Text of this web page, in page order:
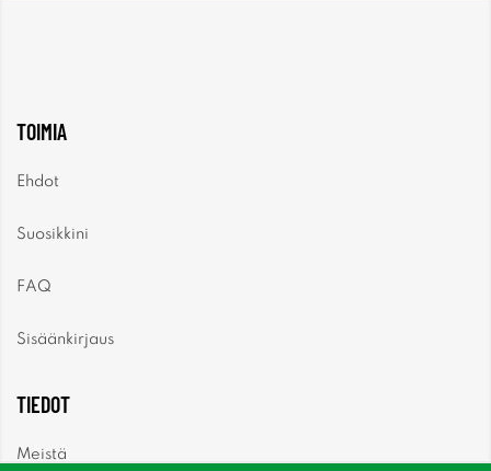
TOIMIA
Ehdot
Suosikkini
FAQ
Sisäänkirjaus
TIEDOT
Meistä